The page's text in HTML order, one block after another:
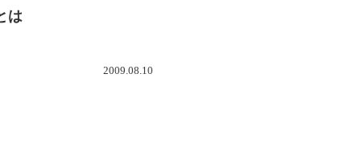
は
2009.08.10